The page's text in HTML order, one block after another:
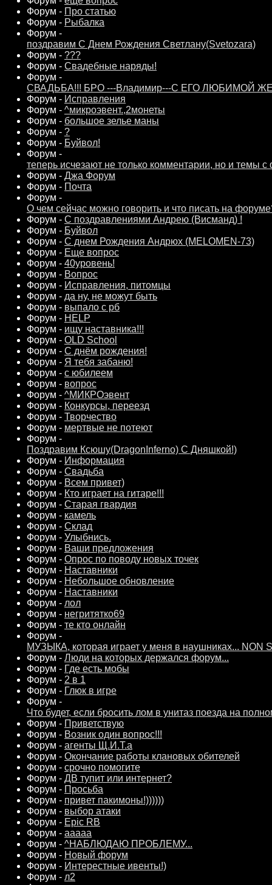
Форум - Про статью
Форум - Рыбалка
Форум -
поздравим С Днем Рождения Светлану(Svetozara)
Форум - ???
Форум - Свадебные наряды!
Форум -
СВАДЬБА!!! БРО ---Владимир---С ЕГО ЛЮБИМОЙ
Форум - Исправления
Форум - ^микроэвент.,2монеты
Форум - большое зелье маны
Форум - ?
Форум - Буйвол!
Форум -
теперь исчезают не только комментарии, но и темы
Форум - Джа Форум
Форум - Почта
Форум -
О чем сейчас можно говорить и что писать на
Форум - С поздравлениями Андрею (Висманд) !
Форум - Буйвол
Форум - С днем Рождения Андрюх (MELOMEN-73)
Форум - Еще вопрос
Форум - 40уровень!
Форум - Вопрос
Форум - Исправления, питомцы
Форум - да ну, не можут быть
Форум - выпало с рб
Форум - HELP
Форум - ищу наставника!!!
Форум - OLD School
Форум - С днём рождения!
Форум - Я тебя забаню!
Форум - с юбилеем
Форум - вопрос
Форум - ^МИКРОэвент
Форум - Конкурсы, переезд
Форум - Творчество
Форум - мертвые не потеют
Форум -
Поздравим Ксюшу(DragonInferno) С Дняшкой!)
Форум - Информация
Форум - Свадьба
Форум - Всем привет)
Форум - Кто играет на гитаре!!!
Форум - Старая гвардия
Форум - камель
Форум - Склад
Форум - Улыбнись.
Форум - Ваши предложения
Форум - Опрос по поводу новых точек
Форум - Наставники
Форум - Небольшое обновление
Форум - Наставники
Форум - лол
Форум - негритятко69
Форум - те кто онлайн
Форум -
МУЗЫКА, которая играет у меня в наушниках... NON
Форум - Люди на которых держался форум...
Форум - Где есть мобы
Форум - 2 в 1
Форум - Глюк в игре
Форум -
Что будет, если бросить лом в унитаз поезда на
Форум - Приветствую
Форум - Возник один вопрос!!!
Форум - агенты Щ.И.Т.а
Форум - Окончание работы клановых обителей
Форум - срочно помогите
Форум - ДВ тупит или интернет?
Форум - Просьба
Форум - привет пакимоны!))))))
Форум - выбор атаки
Форум - Epic RB
Форум - ааааа
Форум - ^НАБЛЮДАЮ ПРОБЛЕМУ...
Форум - Новый форум
Форум - Интерестные ивенты!)
Форум - л2